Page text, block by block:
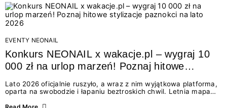
zmysłami: przez soczysty kolor, aksamitną teksturę,
orzeźwiający zapach i słodki akcent na podniebieniu. Tego lata
NEONAIL łączy siły z marką Willisch, tworząc unikalny projekt
na styku jedzenia i piękna....
EVENTY NEONAIL
Konkurs NEONAIL x wakacje.pl – wygraj 10
000 zł na urlop marzeń! Poznaj hitowe
Lato 2026 oficjalnie ruszyło, a wraz z nim wyjątkowa platforma,
oparta na swobodzie i łapaniu beztroskich chwil. Letnia mapa